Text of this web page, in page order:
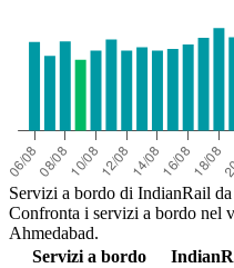
Servizi a bordo di IndianRail
Confronta i servizi a bordo nel
Ahmedabad.
Servizi a bordo